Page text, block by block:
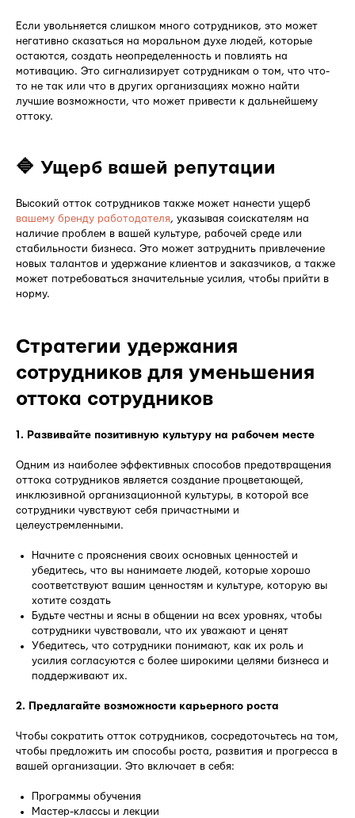
Если увольняется слишком много сотрудников, это может
негативно сказаться на моральном духе людей, которые
остаются, создать неопределенность и повлиять на
мотивацию. Это сигнализирует сотрудникам о том, что что-
то не так или что в других организациях можно найти
лучшие возможности, что может привести к дальнейшему
оттоку.
🔷 Ущерб вашей репутации
Высокий отток сотрудников также может нанести ущерб
вашему бренду работодателя, указывая соискателям на
наличие проблем в вашей культуре, рабочей среде или
стабильности бизнеса. Это может затруднить привлечение
новых талантов и удержание клиентов и заказчиков, а также
может потребоваться значительные усилия, чтобы прийти в
норму.
Стратегии удержания
сотрудников для уменьшения
оттока сотрудников
1. Развивайте позитивную культуру на рабочем месте
Одним из наиболее эффективных способов предотвращения
оттока сотрудников является создание процветающей,
инклюзивной организационной культуры, в которой все
сотрудники чувствуют себя причастными и
целеустремленными.
Начните с прояснения своих основных ценностей и
убедитесь, что вы нанимаете людей, которые хорошо
соответствуют вашим ценностям и культуре, которую вы
хотите создать
Будьте честны и ясны в общении на всех уровнях, чтобы
сотрудники чувствовали, что их уважают и ценят
Убедитесь, что сотрудники понимают, как их роль и
усилия согласуются с более широкими целями бизнеса и
поддерживают их.
2. Предлагайте возможности карьерного роста
Чтобы сократить отток сотрудников, сосредоточьтесь на том,
чтобы предложить им способы роста, развития и прогресса в
вашей организации. Это включает в себя:
Программы обучения
Мастер-классы и лекции